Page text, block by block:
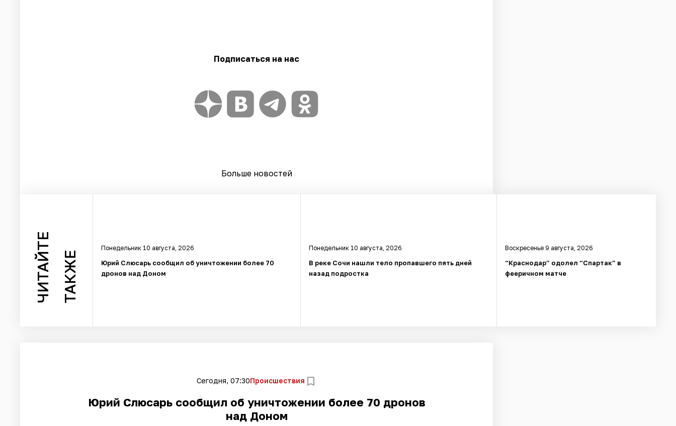
Подписаться на нас
Больше новостей
ЧИТАЙТЕ ТАКЖЕ
Понедельник 10 августа, 2026
Юрий Слюсарь сообщил об уничтожении более 70
дронов над Доном
Понедельник 10 августа, 2026
В реке Сочи нашли тело пропавшего пять дней
назад подростка
Воскресенье 9 августа, 2026
“Краснодар” одолел “Спартак” в
фееричном матче
Сегодня, 07:30Происшествия
Юрий Слюсарь сообщил об уничтожении более 70 дронов
над Доном